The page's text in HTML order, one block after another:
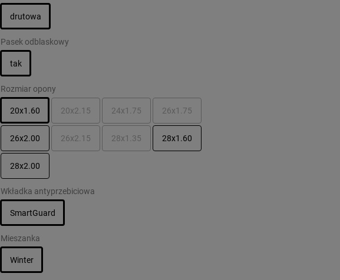
drutowa
Pasek odblaskowy
tak
Rozmiar opony
20x1.60 20x2.15 24x1.75 26x1.75
26x2.00 26x2.15 28x1.35 28x1.60
28x2.00
Wkładka antyprzebiciowa
SmartGuard
Mieszanka
Winter